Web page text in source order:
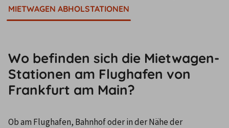
MIETWAGEN ABHOLSTATIONEN
Wo befinden sich die Mietwagen-
Stationen am Flughafen von
Frankfurt am Main?
Ob am Flughafen, Bahnhof oder in der Nähe der